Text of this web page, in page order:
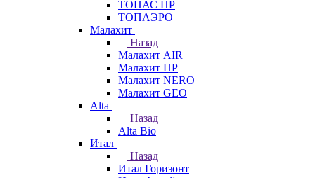
ТОПАС ПР
ТОПАЭРО
Малахит
Назад
Малахит AIR
Малахит ПР
Малахит NERO
Малахит GEO
Alta
Назад
Alta Bio
Итал
Назад
Итал Горизонт